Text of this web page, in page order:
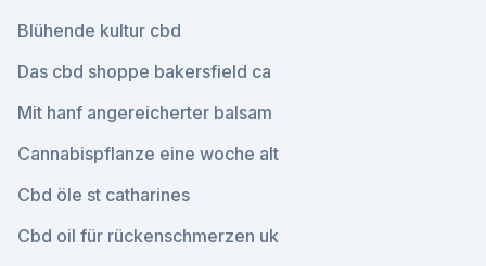
Blühende kultur cbd
Das cbd shoppe bakersfield ca
Mit hanf angereicherter balsam
Cannabispflanze eine woche alt
Cbd öle st catharines
Cbd oil für rückenschmerzen uk